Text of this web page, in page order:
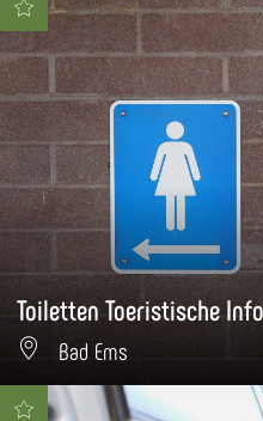
Toiletten Toeristische
Bad Ems